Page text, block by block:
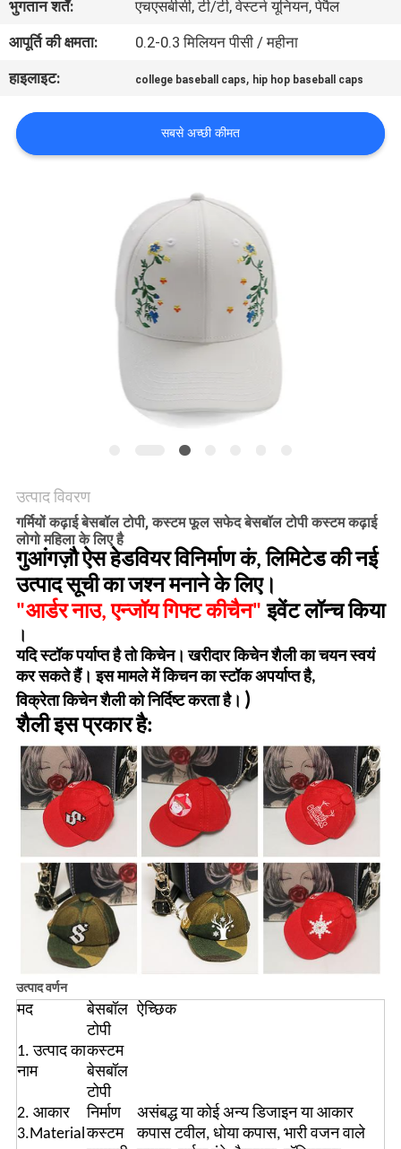
करें
समाचार
मामलों
भुगतान शर्तें:
एचएसबीसी, टी/टी, वेस्टर्न यूनियन, पेपैल
आपूर्ति की क्षमता:
0.2-0.3 मिलियन पीसी / महीना
हाइलाइट:
college baseball caps, hip hop baseball caps
सबसे अच्छी कीमत
उत्पाद विवरण
गर्मियों कढ़ाई बेसबॉल टोपी, कस्टम फूल सफेद बेसबॉल टोपी कस्टम कढ़ाई
लोगो महिला के लिए है
गुआंगज़ौ ऐस हेडवियर विनिर्माण कं, लिमिटेड की नई
उत्पाद सूची का जश्न मनाने के लिए।
"आर्डर नाउ, एन्जॉय गिफ्ट कीचैन" इवेंट लॉन्च किया
।
यदि स्टॉक पर्याप्त है तो किचेन। खरीदार किचेन शैली का चयन स्वयं
कर सकते हैं। इस मामले में किचन का स्टॉक अपर्याप्त है,
विक्रेता किचेन शैली को निर्दिष्ट करता है। )
शैली इस प्रकार है:
उत्पाद वर्णन
मद
बेसबॉल
टोपी
ऐच्छिक
1. उत्पाद का
नाम
कस्टम
बेसबॉल
टोपी
2. आकार
निर्माण
असंबद्ध या कोई अन्य डिजाइन या आकार
3.Materialकस्टम
कपास टवील, धोया कपास, भारी वजन वाले